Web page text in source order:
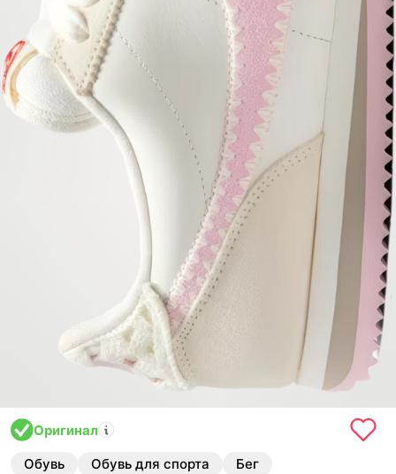
Оригинал
Обувь Обувь для спорта
Бег